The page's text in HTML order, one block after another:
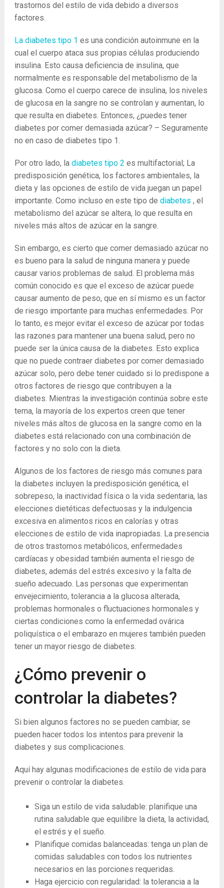
trastornos del estilo de vida debido a diversos
factores.
La diabetes tipo 1 es una condición autoinmune en la
cual el cuerpo ataca sus propias células produciendo
insulina. Esto causa deficiencia de insulina, que
normalmente es responsable del metabolismo de la
glucosa. Como el cuerpo carece de insulina, los niveles
de glucosa en la sangre no se controlan y aumentan, lo
que resulta en diabetes. Entonces, ¿puedes tener
diabetes por comer demasiada azúcar? – Seguramente
no en caso de diabetes tipo 1.
Por otro lado, la diabetes tipo 2 es multifactorial; La
predisposición genética, los factores ambientales, la
dieta y las opciones de estilo de vida juegan un papel
importante. Como incluso en este tipo de diabetes , el
metabolismo del azúcar se altera, lo que resulta en
niveles más altos de azúcar en la sangre.
Sin embargo, es cierto que comer demasiado azúcar no
es bueno para la salud de ninguna manera y puede
causar varios problemas de salud. El problema más
común conocido es que el exceso de azúcar puede
causar aumento de peso, que en sí mismo es un factor
de riesgo importante para muchas enfermedades. Por
lo tanto, es mejor evitar el exceso de azúcar por todas
las razones para mantener una buena salud, pero no
puede ser la única causa de la diabetes. Esto explica
que no puede contraer diabetes por comer demasiado
azúcar solo, pero debe tener cuidado si lo predispone a
otros factores de riesgo que contribuyen a la
diabetes. Mientras la investigación continúa sobre este
tema, la mayoría de los expertos creen que tener
niveles más altos de glucosa en la sangre como en la
diabetes está relacionado con una combinación de
factores y no solo con la dieta.
Algunos de los factores de riesgo más comunes para
la diabetes incluyen la predisposición genética, el
sobrepeso, la inactividad física o la vida sedentaria, las
elecciones dietéticas defectuosas y la indulgencia
excesiva en alimentos ricos en calorías y otras
elecciones de estilo de vida inapropiadas. La presencia
de otros trastornos metabólicos, enfermedades
cardíacas y obesidad también aumenta el riesgo de
diabetes, además del estrés excesivo y la falta de
sueño adecuado. Las personas que experimentan
envejecimiento, tolerancia a la glucosa alterada,
problemas hormonales o fluctuaciones hormonales y
ciertas condiciones como la enfermedad ovárica
poliquística o el embarazo en mujeres también pueden
tener un mayor riesgo de diabetes.
¿Cómo prevenir o
controlar la diabetes?
Si bien algunos factores no se pueden cambiar, se
pueden hacer todos los intentos para prevenir la
diabetes y sus complicaciones.
Aquí hay algunas modificaciones de estilo de vida para
prevenir o controlar la diabetes.
Siga un estilo de vida saludable: planifique una
rutina saludable que equilibre la dieta, la actividad,
el estrés y el sueño.
Planifique comidas balanceadas: tenga un plan de
comidas saludables con todos los nutrientes
necesarios en las porciones requeridas.
Haga ejercicio con regularidad: la tolerancia a la